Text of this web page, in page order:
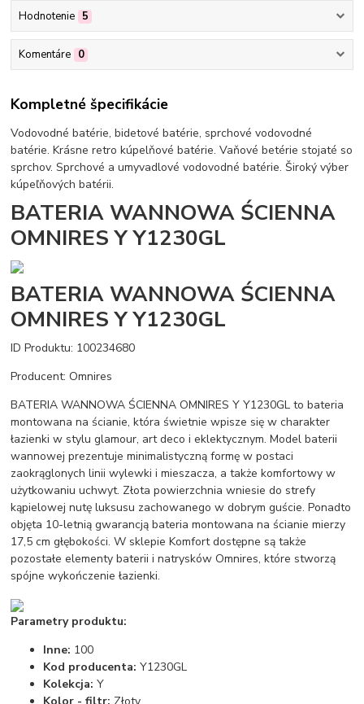
Hodnotenie 5
Komentáre 0
Kompletné špecifikácie
Vodovodné batérie, bidetové batérie, sprchové vodovodné
batérie. Krásne retro kúpelňové batérie. Vaňové betérie stojaté so
sprchov. Sprchové a umyvadlové vodovodné batérie. Široký výber
kúpeľňových batérii.
BATERIA WANNOWA ŚCIENNA
OMNIRES Y Y1230GL
BATERIA WANNOWA ŚCIENNA
OMNIRES Y Y1230GL
ID Produktu: 100234680
Producent: Omnires
BATERIA WANNOWA ŚCIENNA OMNIRES Y Y1230GL to bateria
montowana na ścianie, która świetnie wpisze się w charakter
łazienki w stylu glamour, art deco i eklektycznym. Model baterii
wannowej prezentuje minimalistyczną formę w postaci
zaokrąglonych linii wylewki i mieszacza, a także komfortowy w
użytkowaniu uchwyt. Złota powierzchnia wniesie do strefy
kąpielowej nutę luksusu zachowanego w dobrym guście. Ponadto
objęta 10-letnią gwarancją bateria montowana na ścianie mierzy
17,5 cm głębokości. W sklepie Komfort dostępne są także
pozostałe elementy baterii i natrysków Omnires, które stworzą
spójne wykończenie łazienki.
Parametry produktu:
Inne: 100
Kod producenta: Y1230GL
Kolekcja: Y